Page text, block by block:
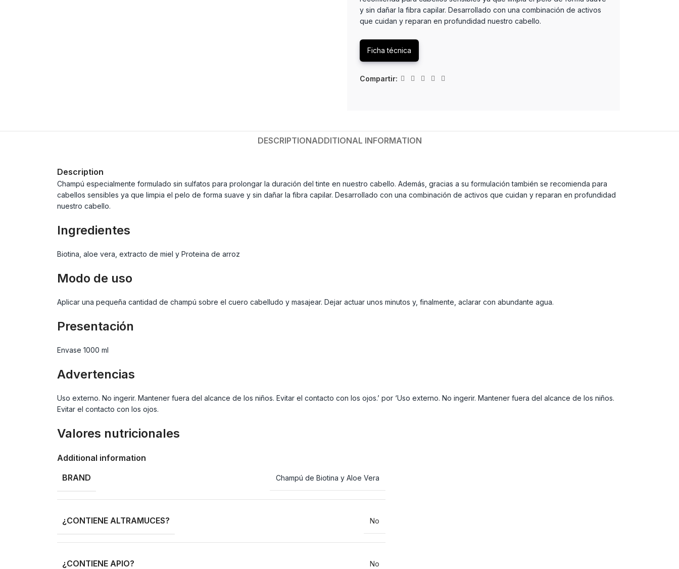
y sin dañar la fibra capilar. Desarrollado con una combinación de activos
que cuidan y reparan en profundidad nuestro cabello.
Ficha técnica
Compartir:
DESCRIPTIONADDITIONAL INFORMATION
Description
Champú especialmente formulado sin sulfatos para prolongar la duración del tinte en nuestro cabello. Además, gracias a su formulación también se recomienda para
cabellos sensibles ya que limpia el pelo de forma suave y sin dañar la fibra capilar. Desarrollado con una combinación de activos que cuidan y reparan en profundidad
nuestro cabello.
Ingredientes
Biotina, aloe vera, extracto de miel y Proteina de arroz
Modo de uso
Aplicar una pequeña cantidad de champú sobre el cuero cabelludo y masajear. Dejar actuar unos minutos y, finalmente, aclarar con abundante agua.
Presentación
Envase 1000 ml
Advertencias
Uso externo. No ingerir. Mantener fuera del alcance de los niños. Evitar el contacto con los ojos.’ por ‘Uso externo. No ingerir. Mantener fuera del alcance de los niños.
Evitar el contacto con los ojos.
Valores nutricionales
Additional information
BRAND
Champú de Biotina y Aloe Vera
¿CONTIENE ALTRAMUCES? No
¿CONTIENE APIO? No